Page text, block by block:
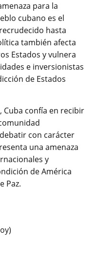
para la
cubano es el
hasta
también afecta
Estados y vulnera
e inversionistas
de Estados
Cuba confía en recibir
con carácter
una amenaza
y
de América
Paz.